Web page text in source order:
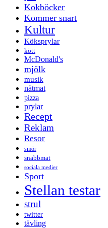
Kokböcker
Kommer snart
Kultur
Köksprylar
kött
McDonald's
mjölk
musik
nätmat
pizza
prylar
Recept
Reklam
Resor
smör
snabbmat
sociala medier
Sport
Stellan testar
strul
twitter
tävling